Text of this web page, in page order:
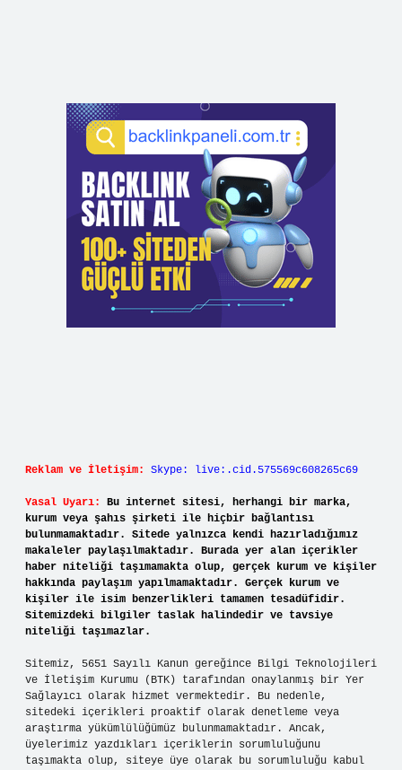
Reklam ve İletişim: Skype: live:.cid.575569c608265c69
Yasal Uyarı:
Bu internet sitesi, herhangi bir marka,
kurum veya şahıs şirketi ile hiçbir bağlantısı
bulunmamaktadır. Sitede yalnızca kendi hazırladığımız
makaleler paylaşılmaktadır. Burada yer alan içerikler
haber niteliği taşımamakta olup, gerçek kurum ve kişiler
hakkında paylaşım yapılmamaktadır. Gerçek kurum ve
kişiler ile isim benzerlikleri tamamen tesadüfidir.
Sitemizdeki bilgiler taslak halindedir ve tavsiye
niteliği taşımazlar.
Sitemiz, 5651 Sayılı Kanun gereğince Bilgi Teknolojileri
ve İletişim Kurumu (BTK) tarafından onaylanmış bir Yer
Sağlayıcı olarak hizmet vermektedir. Bu nedenle,
sitedeki içerikleri proaktif olarak denetleme veya
araştırma yükümlülüğümüz bulunmamaktadır. Ancak,
üyelerimiz yazdıkları içeriklerin sorumluluğunu
taşımakta olup, siteye üye olarak bu sorumluluğu kabul